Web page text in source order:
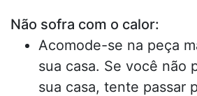
Não sofra com o calor:
Acomode-se na peça
sua casa. Se você não
sua casa, tente passar